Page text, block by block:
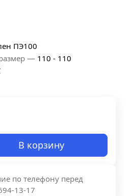
ПЭ100
— 110 - 110
В корзину
по телефону перед
13-17